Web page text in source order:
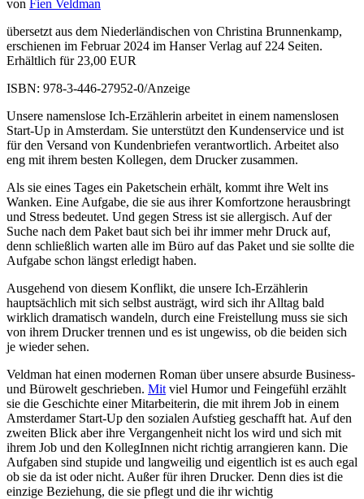
von Fien Veldman
übersetzt aus dem Niederländischen von Christina Brunnenkamp,
erschienen im Februar 2024 im Hanser Verlag auf 224 Seiten.
Erhältlich für 23,00 EUR
ISBN: 978-3-446-27952-0/Anzeige
Unsere namenslose Ich-Erzählerin arbeitet in einem namenslosen
Start-Up in Amsterdam. Sie unterstützt den Kundenservice und ist
für den Versand von Kundenbriefen verantwortlich. Arbeitet also
eng mit ihrem besten Kollegen, dem Drucker zusammen.
Als sie eines Tages ein Paketschein erhält, kommt ihre Welt ins
Wanken. Eine Aufgabe, die sie aus ihrer Komfortzone herausbringt
und Stress bedeutet. Und gegen Stress ist sie allergisch. Auf der
Suche nach dem Paket baut sich bei ihr immer mehr Druck auf,
denn schließlich warten alle im Büro auf das Paket und sie sollte die
Aufgabe schon längst erledigt haben.
Ausgehend von diesem Konflikt, die unsere Ich-Erzählerin
hauptsächlich mit sich selbst austrägt, wird sich ihr Alltag bald
wirklich dramatisch wandeln, durch eine Freistellung muss sie sich
von ihrem Drucker trennen und es ist ungewiss, ob die beiden sich
je wieder sehen.
Veldman hat einen modernen Roman über unsere absurde Business-
und Bürowelt geschrieben. Mit viel Humor und Feingefühl erzählt
sie die Geschichte einer Mitarbeiterin, die mit ihrem Job in einem
Amsterdamer Start-Up den sozialen Aufstieg geschafft hat. Auf den
zweiten Blick aber ihre Vergangenheit nicht los wird und sich mit
ihrem Job und den KollegInnen nicht richtig arrangieren kann. Die
Aufgaben sind stupide und langweilig und eigentlich ist es auch egal
ob sie da ist oder nicht. Außer für ihren Drucker. Denn dies ist die
einzige Beziehung, die sie pflegt und die ihr wichtig